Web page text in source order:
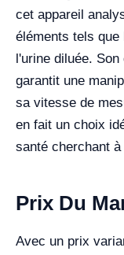
cet appareil
éléments tels
l'urine diluée.
garantit une
sa vitesse de
en fait un choix
santé cherchant
Prix Du
Avec un prix